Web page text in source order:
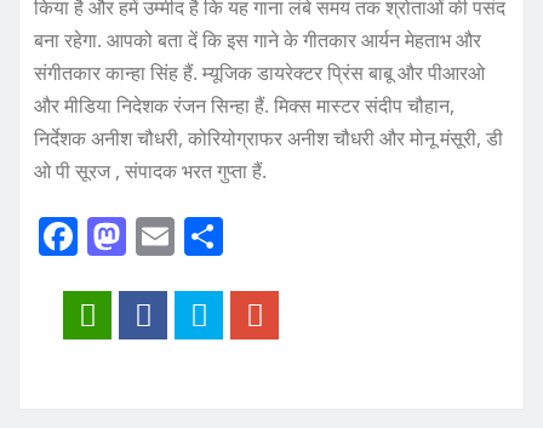
किया है और हमें उम्मीद है कि यह गाना लंबे समय तक श्रोताओं की पसंद
बना रहेगा. आपको बता दें कि इस गाने के गीतकार आर्यन मेहताभ और
संगीतकार कान्हा सिंह हैं. म्यूजिक डायरेक्टर प्रिंस बाबू और पीआरओ
और मीडिया निदेशक रंजन सिन्हा हैं. मिक्स मास्टर संदीप चौहान,
निर्देशक अनीश चौधरी, कोरियोग्राफर अनीश चौधरी और मोनू मंसूरी, डी
ओ पी सूरज , संपादक भरत गुप्ता हैं.
F
c
e
M
st
o
E
ai
l re